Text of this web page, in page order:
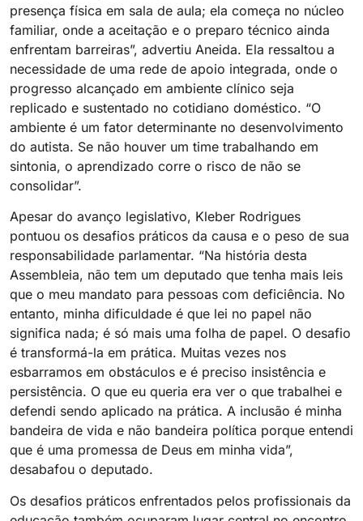
presença física em sala de aula; ela começa no núcleo
familiar, onde a aceitação e o preparo técnico ainda
enfrentam barreiras”, advertiu Aneida. Ela ressaltou a
necessidade de uma rede de apoio integrada, onde o
progresso alcançado em ambiente clínico seja
replicado e sustentado no cotidiano doméstico. “O
ambiente é um fator determinante no desenvolvimento
do autista. Se não houver um time trabalhando em
sintonia, o aprendizado corre o risco de não se
consolidar”.
Apesar do avanço legislativo, Kleber Rodrigues
pontuou os desafios práticos da causa e o peso de sua
responsabilidade parlamentar. “Na história desta
Assembleia, não tem um deputado que tenha mais leis
que o meu mandato para pessoas com deficiência. No
entanto, minha dificuldade é que lei no papel não
significa nada; é só mais uma folha de papel. O desafio
é transformá-la em prática. Muitas vezes nos
esbarramos em obstáculos e é preciso insistência e
persistência. O que eu queria era ver o que trabalhei e
defendi sendo aplicado na prática. A inclusão é minha
bandeira de vida e não bandeira política porque entendi
que é uma promessa de Deus em minha vida”,
desabafou o deputado.
Os desafios práticos enfrentados pelos profissionais da